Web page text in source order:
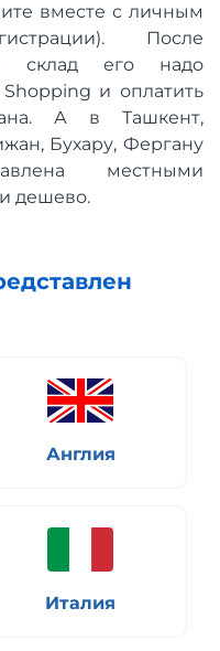
вместе с личным
После
склад его надо
и оплатить
А в Ташкент,
Бухару, Фергану
местными
дешево.
Англия
Италия